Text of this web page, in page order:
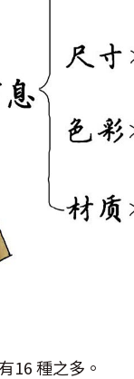
16 種之多。